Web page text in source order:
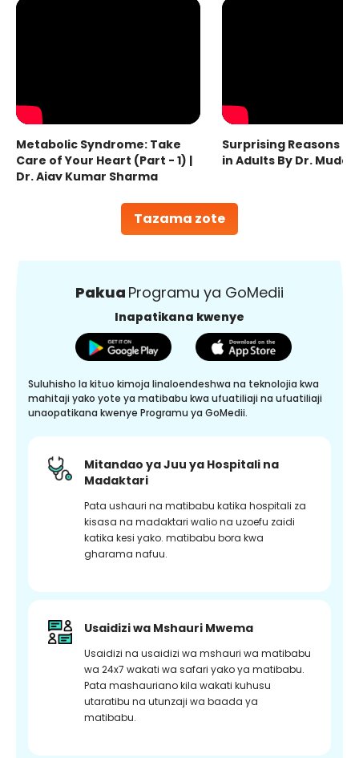
Tazama zote
Metabolic Syndrome: Take
Care of Your Heart (Part - 1) |
Dr. Ajay Kumar Sharma
Surprising Reasons
in Adults By Dr.
Pakua Programu ya GoMedii
Inapatikana kwenye
Suluhisho la kituo kimoja linaloendeshwa na teknolojia kwa
mahitaji yako yote ya matibabu kwa ufuatiliaji na ufuatiliaji
unaopatikana kwenye Programu ya GoMedii.
Mitandao ya Juu ya Hospitali na
Madaktari
Pata ushauri na matibabu katika hospitali za
kisasa na madaktari walio na uzoefu zaidi
katika kesi yako. matibabu bora kwa
gharama nafuu.
Usaidizi wa Mshauri Mwema
Usaidizi na usaidizi wa mshauri wa matibabu
wa 24x7 wakati wa safari yako ya matibabu.
Pata mashauriano kila wakati kuhusu
utaratibu na utunzaji wa baada ya
matibabu.